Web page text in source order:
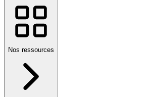
Nos ressources